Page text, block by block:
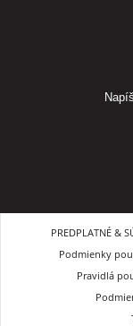
PREDPLATNÉ &
Podmienky
Pravidlá